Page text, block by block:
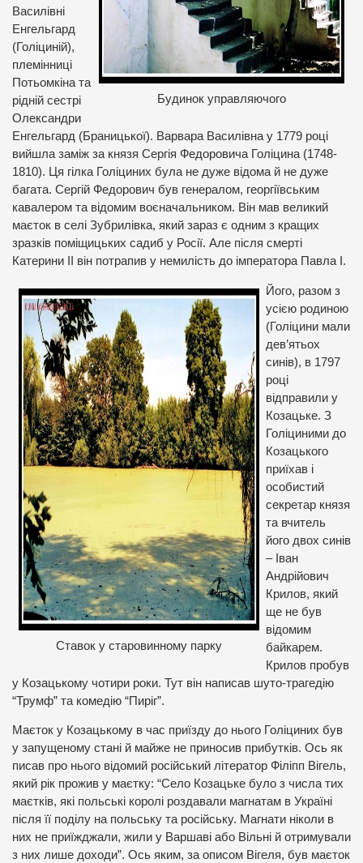
Будинок управляючого
Василівні
Енгельгард
(Голіциній),
племінниці
Потьомкіна та
рідній сестрі
Олександри
Енгельгард (Браницької). Варвара Василівна у 1779 році
вийшла заміж за князя Сергія Федоровича Голіцина (1748-
1810). Ця гілка Голіциних була не дуже відома й не дуже
багата. Сергій Федорович був генералом, георгіївським
кавалером та відомим воєначальником. Він мав великий
маєток в селі Зубрилівка, який зараз є одним з кращих
зразків поміщицьких садиб у Росії. Але після смерті
Катерини ІІ він потрапив у немилість до імператора Павла І.
Ставок у старовинному парку
Його, разом з
усією родиною
(Голіцини мали
дев’ятьох
синів), в 1797
році
відправили у
Козацьке. З
Голіциними до
Козацького
приїхав і
особистий
секретар князя
та вчитель
його двох синів
– Іван
Андрійович
Крилов, який
ще не був
відомим
байкарем.
Крилов пробув
у Козацькому чотири роки. Тут він написав шуто-трагедію
“Трумф” та комедію “Пиріг”.
Маєток у Козацькому в час приїзду до нього Голіциних був
у запущеному стані й майже не приносив прибутків. Ось як
писав про нього відомий російський літератор Філіпп Вігель,
який рік прожив у маєтку: “Село Козацьке було з числа тих
маєтків, які польські королі роздавали магнатам в Україні
після її поділу на польську та російську. Магнати ніколи в
них не приїжджали, жили у Варшаві або Вільні й отримували
з них лише доходи”. Ось яким, за описом Вігеля, був маєток